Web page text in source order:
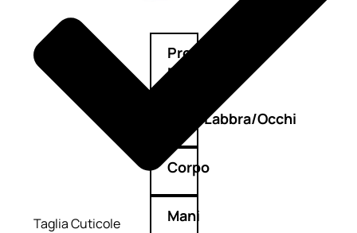
Profumi
nature
Viso/Labbra/Occhi
Corpo
Mani
Taglia Cuticole